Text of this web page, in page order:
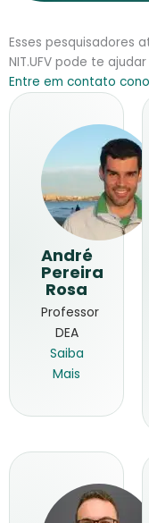
Esses pesquisadores
NIT.UFV pode te
Entre em contato
André
Pereira
Rosa
Professor
DEA
Saiba
Mais